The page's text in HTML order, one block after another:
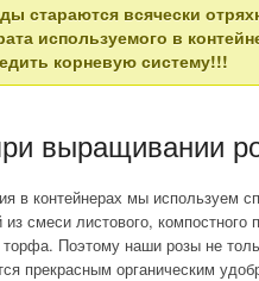
стараются всячески
используемого в
корневую систему!!!
выращивании
в контейнерах мы используем
смеси листового, компостного
торфа. Поэтому наши розы не
прекрасным органическим